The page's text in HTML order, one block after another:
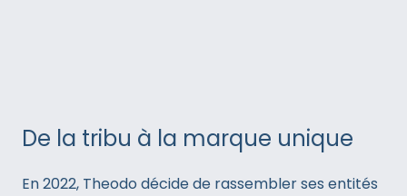
De la tribu à la marque unique
En 2022, Theodo décide de rassembler ses entités